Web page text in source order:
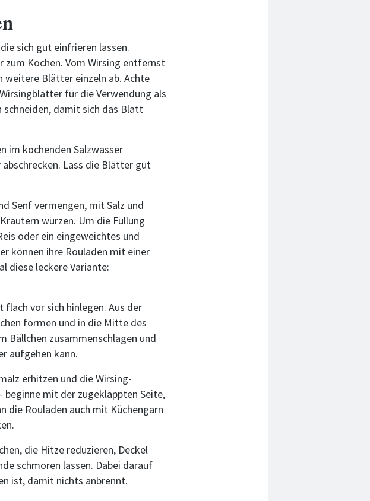
sich gut einfrieren lassen.
Kochen. Vom Wirsing entfernst
weitere Blätter einzeln ab. Achte
für die Verwendung als
damit sich das Blatt
im kochenden Salzwasser
Lass die Blätter gut
Senfvermengen, mit Salz und
würzen. Um die Füllung
oder ein eingeweichtes und
können ihre Rouladen mit einer
diese leckere Variante:
vor sich hinlegen. Aus der
formen und in die Mitte des
Bällchen zusammenschlagen und
aufgehen kann.
erhitzen und die Wirsing-
beginne mit der zugeklappten Seite,
die Rouladen auch mit Küchengarn
die Hitze reduzieren, Deckel
schmoren lassen. Dabei darauf
ist, damit nichts anbrennt.